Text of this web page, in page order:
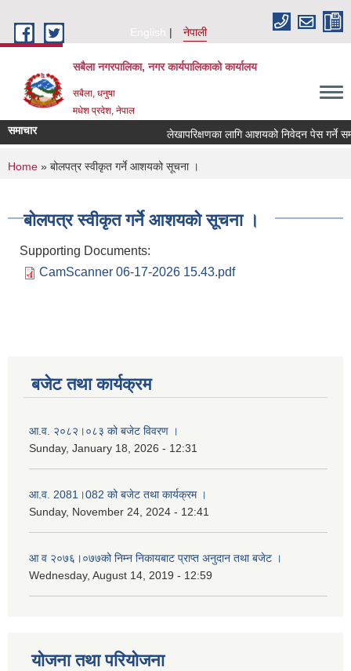
English
नेपाली
सबैला नगरपालिका, नगर कार्यपालिकाको कार्यालय
सबैला, धनुषा
मधेश प्रदेश, नेपाल
समाचार लेखापरिक्षणका लागि आशयको निवेदन पेस गर्ने
You are here
Home » बोलपत्र स्वीकृत गर्ने आशयको सूचना ।
बोलपत्र स्वीकृत गर्ने आशयको सूचना ।
Supporting Documents:
CamScanner 06-17-2026 15.43.pdf
बजेट तथा कार्यक्रम
आ.व. २०८२।०८३ को बजेट विवरण ।
Sunday, January 18, 2026 - 12:31
आ.व. 2081।082 को बजेट तथा कार्यक्रम ।
Sunday, November 24, 2024 - 12:41
आ‌ व २०७६।०७७को निम्न निकायबाट प्राप्त अनुदान तथा बजेट ।
Wednesday, August 14, 2019 - 12:59
योजना तथा परियोजना